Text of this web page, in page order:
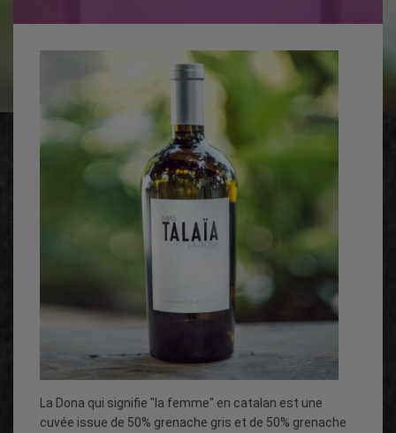
La Dona qui signifie "la femme" en catalan est une
cuvée issue de 50% grenache gris et de 50% grenache